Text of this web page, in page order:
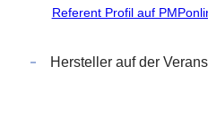
Referent Profil auf
Hersteller auf der